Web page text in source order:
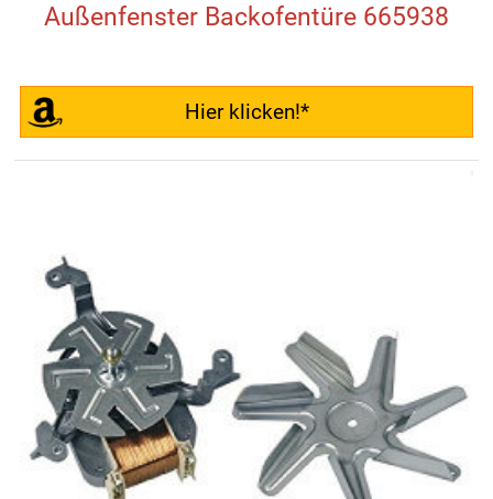
Außenfenster Backofentüre 665938
Hier klicken!*